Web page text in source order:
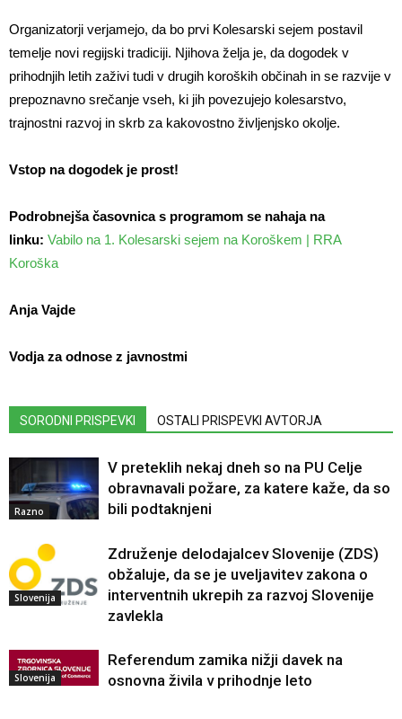
Organizatorji verjamejo, da bo prvi Kolesarski sejem postavil
temelje novi regijski tradiciji. Njihova želja je, da dogodek v
prihodnjih letih zaživi tudi v drugih koroških občinah in se razvije v
prepoznavno srečanje vseh, ki jih povezujejo kolesarstvo,
trajnostni razvoj in skrb za kakovostno življenjsko okolje.
Vstop na dogodek je prost!
Podrobnejša časovnica s programom se nahaja na
linku: Vabilo na 1. Kolesarski sejem na Koroškem | RRA
Koroška
Anja Vajde
Vodja za odnose z javnostmi
SORODNI PRISPEVKI OSTALI PRISPEVKI AVTORJA
Razno
V preteklih nekaj dneh so na PU Celje
obravnavali požare, za katere kaže, da so
bili podtaknjeni
Slovenija
Združenje delodajalcev Slovenije (ZDS)
obžaluje, da se je uveljavitev zakona o
interventnih ukrepih za razvoj Slovenije
zavlekla
Slovenija
Referendum zamika nižji davek na
osnovna živila v prihodnje leto